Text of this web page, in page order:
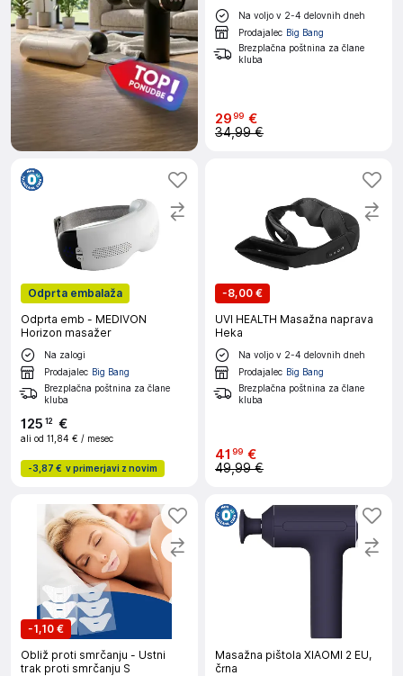
Na voljo v 2-4 delovnih dneh
Prodajalec Big Bang
Brezplačna poštnina za člane
kluba
2999 €
34,99 €
Odprta embalaža
Odprta emb - MEDIVON
Horizon masažer
Na zalogi
Prodajalec Big Bang
Brezplačna poštnina za člane
kluba
125 12 €
ali od 11,84 € / mesec
-3,87 € v primerjavi z novim
-8,00 €
UVI HEALTH Masažna naprava
Heka
Na voljo v 2-4 delovnih dneh
Prodajalec Big Bang
Brezplačna poštnina za člane
kluba
41 99 €
49,99 €
-1,10 €
Obliž proti smrčanju - Ustni
trak proti smrčanju S
Masažna pištola XIAOMI 2 EU,
črna